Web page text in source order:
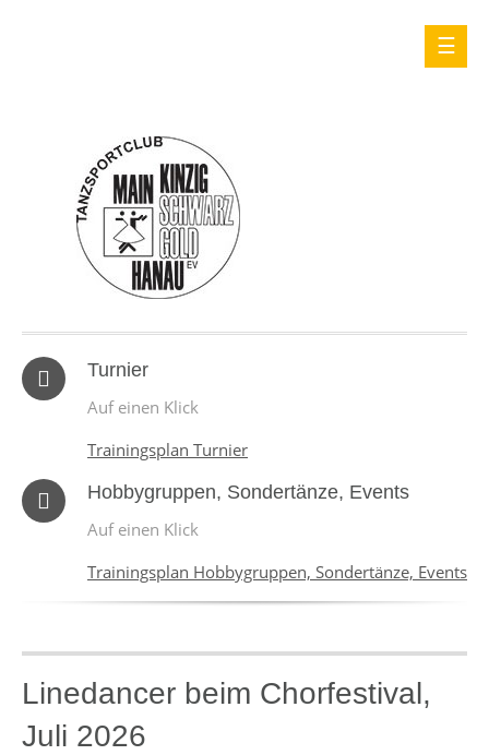
Turnier
Auf einen Klick
Trainingsplan Turnier
Hobbygruppen, Sondertänze, Events
Auf einen Klick
Trainingsplan Hobbygruppen, Sondertänze, Events
Linedancer beim Chorfestival,
Juli 2026